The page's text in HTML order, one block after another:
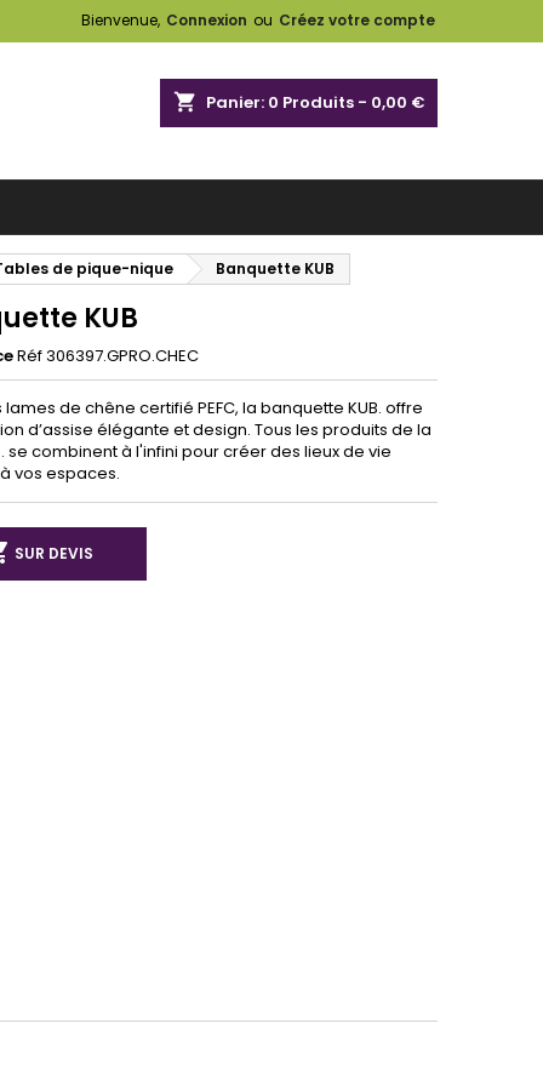
Bienvenue, Connexion ou Créez votre compte
shopping_cart Panier: 0 Produits - 0,00 €
de pique-nique Banquette KUB
KUB
Réf 306397.GPRO.CHEC
de chêne certifié PEFC, la banquette KUB. offre
d’assise élégante et design. Tous les produits de la
se combinent à l'infini pour créer des lieux de vie
vos espaces.
SUR DEVIS